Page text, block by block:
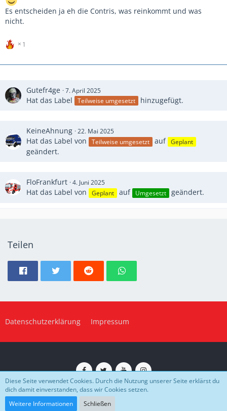
Es entscheiden ja eh die Contris, was reinkommt und was
nicht.
1
Gutefr4ge 7. April 2025
Hat das Label Teilweise umgesetzt hinzugefügt.
KeineAhnung 22. Mai 2025
Hat das Label von Teilweise umgesetzt auf Geplant
geändert.
FloFrankfurt 4. Juni 2025
Hat das Label von Geplant auf Umgesetzt geändert.
Teilen
Datenschutzerklärung Impressum
Impressum Datenschutz
Community-Software:
Diese Seite verwendet Cookies. Durch die Nutzung unserer Seite erklärst du
dich damit einverstanden, dass wir Cookies setzen.
Weitere Informationen
Schließen